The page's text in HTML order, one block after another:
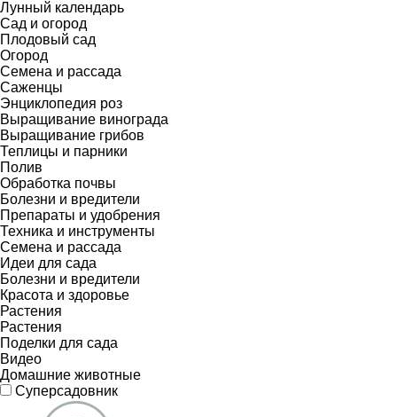
Лунный календарь
Сад и огород
Плодовый сад
Огород
Семена и рассада
Саженцы
Энциклопедия роз
Выращивание винограда
Выращивание грибов
Теплицы и парники
Полив
Обработка почвы
Болезни и вредители
Препараты и удобрения
Техника и инструменты
Семена и рассада
Идеи для сада
Болезни и вредители
Красота и здоровье
Растения
Растения
Поделки для сада
Видео
Домашние животные
Суперсадовник